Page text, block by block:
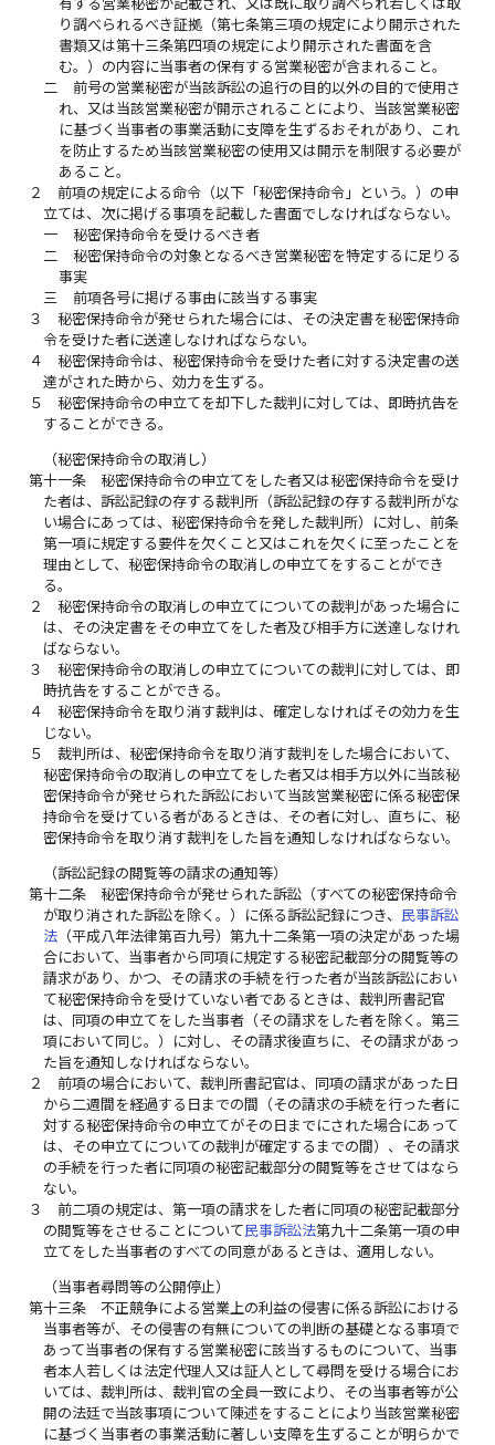
り調べられるべき証拠（第七条第三項の規定により開示された
書類又は第十三条第四項の規定により開示された書面を含
む。）の内容に当事者の保有する営業秘密が含まれること。
二
前号の営業秘密が当該訴訟の追行の目的以外の目的で使用さ
れ、又は当該営業秘密が開示されることにより、当該営業秘密
に基づく当事者の事業活動に支障を生ずるおそれがあり、これ
を防止するため当該営業秘密の使用又は開示を制限する必要が
あること。
２
前項の規定による命令（以下「秘密保持命令」という。）の申
立ては、次に掲げる事項を記載した書面でしなければならない。
一
秘密保持命令を受けるべき者
二
秘密保持命令の対象となるべき営業秘密を特定するに足りる
事実
三
前項各号に掲げる事由に該当する事実
３
秘密保持命令が発せられた場合には、その決定書を秘密保持命
令を受けた者に送達しなければならない。
４
秘密保持命令は、秘密保持命令を受けた者に対する決定書の送
達がされた時から、効力を生ずる。
５
秘密保持命令の申立てを却下した裁判に対しては、即時抗告を
することができる。
（秘密保持命令の取消し）
第十一条
秘密保持命令の申立てをした者又は秘密保持命令を受け
た者は、訴訟記録の存する裁判所（訴訟記録の存する裁判所がな
い場合にあっては、秘密保持命令を発した裁判所）に対し、前条
第一項に規定する要件を欠くこと又はこれを欠くに至ったことを
理由として、秘密保持命令の取消しの申立てをすることができ
る。
２
秘密保持命令の取消しの申立てについての裁判があった場合に
は、その決定書をその申立てをした者及び相手方に送達しなけれ
ばならない。
３
秘密保持命令の取消しの申立てについての裁判に対しては、即
時抗告をすることができる。
４
秘密保持命令を取り消す裁判は、確定しなければその効力を生
じない。
５
裁判所は、秘密保持命令を取り消す裁判をした場合において、
秘密保持命令の取消しの申立てをした者又は相手方以外に当該秘
密保持命令が発せられた訴訟において当該営業秘密に係る秘密保
持命令を受けている者があるときは、その者に対し、直ちに、秘
密保持命令を取り消す裁判をした旨を通知しなければならない。
（訴訟記録の閲覧等の請求の通知等）
第十二条
秘密保持命令が発せられた訴訟（すべての秘密保持命令
が取り消された訴訟を除く。）に係る訴訟記録につき、民事訴訟
法 （平成八年法律第百九号）第九十二条第一項の決定があった場
合において、当事者から同項に規定する秘密記載部分の閲覧等の
請求があり、かつ、その請求の手続を行った者が当該訴訟におい
て秘密保持命令を受けていない者であるときは、裁判所書記官
は、同項の申立てをした当事者（その請求をした者を除く。第三
項において同じ。）に対し、その請求後直ちに、その請求があっ
た旨を通知しなければならない。
２
前項の場合において、裁判所書記官は、同項の請求があった日
から二週間を経過する日までの間（その請求の手続を行った者に
対する秘密保持命令の申立てがその日までにされた場合にあって
は、その申立てについての裁判が確定するまでの間）、その請求
の手続を行った者に同項の秘密記載部分の閲覧等をさせてはなら
ない。
３
前二項の規定は、第一項の請求をした者に同項の秘密記載部分
の閲覧等をさせることについて民事訴訟法第九十二条第一項の申
立てをした当事者のすべての同意があるときは、適用しない。
（当事者尋問等の公開停止）
第十三条
不正競争による営業上の利益の侵害に係る訴訟における
当事者等が、その侵害の有無についての判断の基礎となる事項で
あって当事者の保有する営業秘密に該当するものについて、当事
者本人若しくは法定代理人又は証人として尋問を受ける場合にお
いては、裁判所は、裁判官の全員一致により、その当事者等が公
開の法廷で当該事項について陳述をすることにより当該営業秘密
に基づく当事者の事業活動に著しい支障を生ずることが明らかで